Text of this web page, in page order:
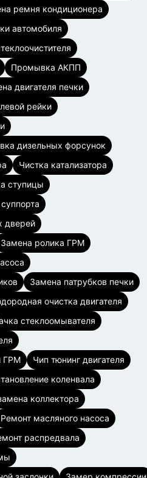
ремня кондиционера
автомобиля
Промывка АКПП
двигателя печки
рейки
дизельных форсунок
Чистка катализатора
ступицы
дверей
Замена ролика ГРМ
Замена патрубков печки
очистка двигателя
стеклоомывателя
ГРМ
Чип тюнинг двигателя
коленвала
коллектора
Ремонт масляного насоса
распредвала